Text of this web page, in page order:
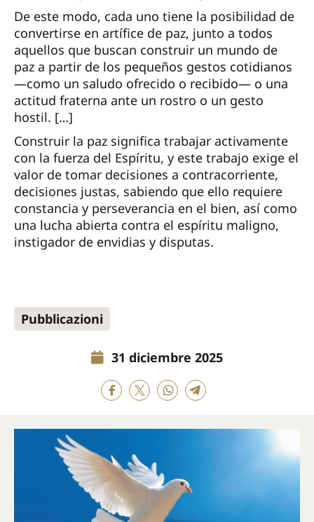
De este modo, cada uno tiene la posibilidad de
convertirse en artífice de paz, junto a todos
aquellos que buscan construir un mundo de
paz a partir de los pequeños gestos cotidianos
—como un saludo ofrecido o recibido— o una
actitud fraterna ante un rostro o un gesto
hostil. […]
Construir la paz significa trabajar activamente
con la fuerza del Espíritu, y este trabajo exige el
valor de tomar decisiones a contracorriente,
decisiones justas, sabiendo que ello requiere
constancia y perseverancia en el bien, así como
una lucha abierta contra el espíritu maligno,
instigador de envidias y disputas.
Pubblicazioni
31 diciembre 2025